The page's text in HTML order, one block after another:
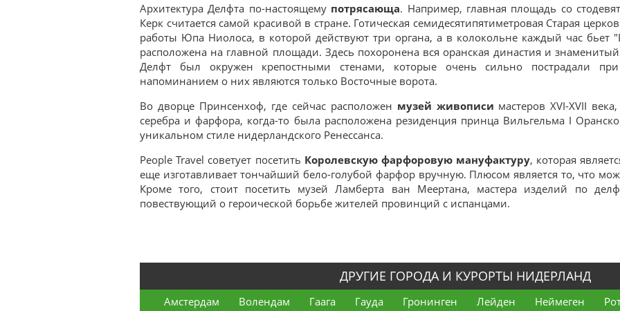
Архитектура Делфта по-настоящему потрясающа. Например, главная площадь со
Керк считается самой красивой в стране. Готическая семидесятипятиметровая Старая
работы Юпа Ниолоса, в которой действуют три органа, а в колокольне каждый час бьет
расположена на главной площади. Здесь похоронена вся оранская династия и знаменитый
Делфт был окружен крепостными стенами, которые очень сильно пострадали
напоминанием о них являются только Восточные ворота.
Во дворце Принсенхоф, где сейчас расположен музей живописи мастеров XVI-XVII
серебра и фарфора, когда-то была расположена резиденция принца Вильгельма I
уникальном стиле нидерландского Ренессанса.
People Travel советует посетить Королевскую фарфоровую мануфактуру, которая
еще изготавливает тончайший бело-голубой фарфор вручную. Плюсом является то, что
Кроме того, стоит посетить музей Ламберта ван Меертана, мастера изделий по
повествующий о героической борьбе жителей провинций с испанцами.
ДРУГИЕ ГОРОДА И КУРОРТЫ НИДЕРЛАНД
Амстердам Волендам Гаага Гауда Гронинген Лейден Неймеген